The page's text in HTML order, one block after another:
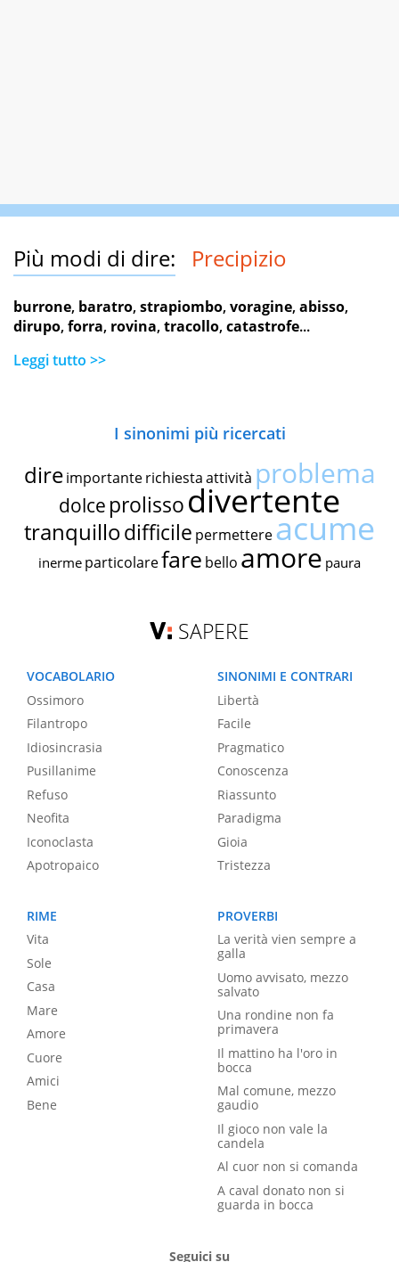
Più modi di dire: Precipizio
burrone, baratro,strapiombo,voragine,abisso,
dirupo,forra, rovina,tracollo,catastrofe...
Leggi tutto >>
I sinonimi più ricercati
dire importante richiestaattività problema
dolce prolissodivertente
tranquillodifficile permettereacume
inerme particolarefare bello amore paura
SAPERE
VOCABOLARIO
Ossimoro
Filantropo
Idiosincrasia
Pusillanime
Refuso
Neofita
Iconoclasta
Apotropaico
SINONIMI E CONTRARI
Libertà
Facile
Pragmatico
Conoscenza
Riassunto
Paradigma
Gioia
Tristezza
RIME
Vita
Sole
Casa
Mare
Amore
Cuore
Amici
Bene
PROVERBI
La verità vien sempre a
galla
Uomo avvisato, mezzo
salvato
Una rondine non fa
primavera
Il mattino ha l'oro in
bocca
Mal comune, mezzo
gaudio
Il gioco non vale la
candela
Al cuor non si comanda
A caval donato non si
guarda in bocca
Seguici su